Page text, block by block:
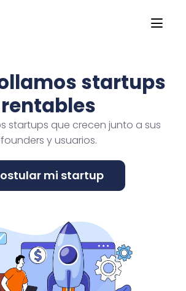
startups
rentables
startups que crecen junto a sus
founders y usuarios.